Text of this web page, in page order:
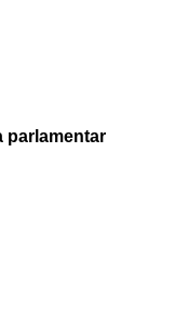
parlamentar